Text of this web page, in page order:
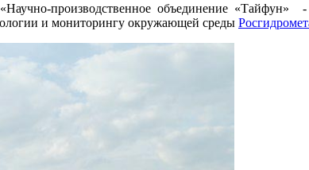
производственное объединение «Тайфун»
и мониторингу окружающей среды